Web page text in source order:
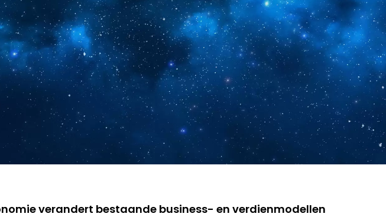
verandert bestaande business- en verdienmodellen